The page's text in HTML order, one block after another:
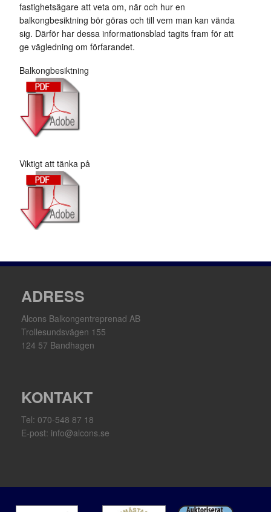
fastighetsägare att veta om, när och hur en
balkongbesiktning bör göras och till vem man kan vända
sig. Därför har dessa informationsblad tagits fram för att
ge vägledning om förfarandet.
Balkongbesiktning
Viktigt att tänka på
ADRESS
Alcons Balkongentreprenad AB
Trollesundsvägen 155
124 57 Bandhagen
KONTAKT
Tel: 070-548 87 18
E-post: info@alcons.se